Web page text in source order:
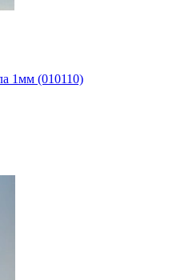
1мм (010110)